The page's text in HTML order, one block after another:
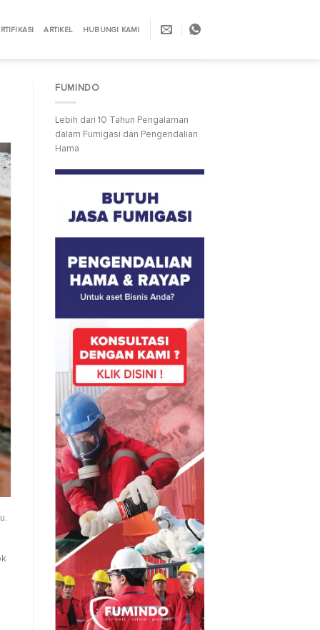
ARTIKEL HUBUNGI KAMI
FUMINDO
Lebih dari 10 Tahun Pengalaman
dalam Fumigasi dan Pengendalian
Hama